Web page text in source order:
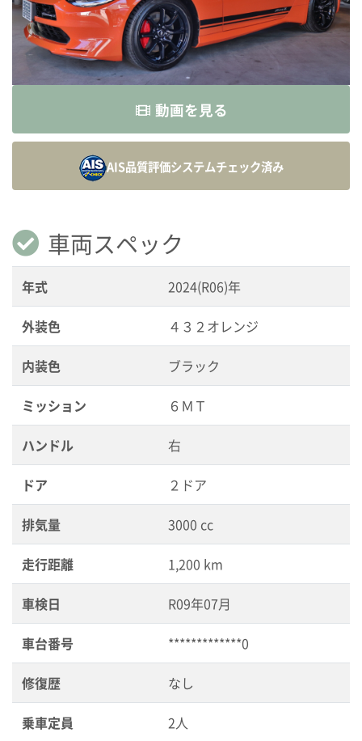
動画を見る
AIS品質評価システムチェック済み
車両スペック
年式 2024(R06)年
外装色 ４３２オレンジ
内装色 ブラック
ミッション ６ＭＴ
ハンドル 右
ドア ２ドア
排気量 3000 cc
走行距離 1,200 km
車検日 R09年07月
車台番号 *************0
修復歴 なし
乗車定員 2人